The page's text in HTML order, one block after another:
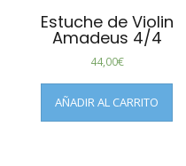
Estuche de Violin
Amadeus 4/4
44,00€
AÑADIR AL CARRITO